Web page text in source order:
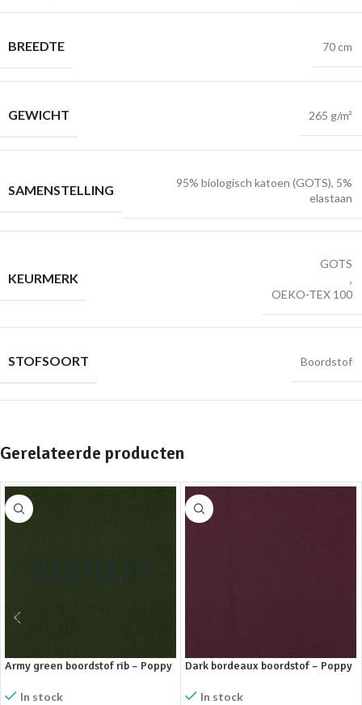
BREEDTE 70 cm
GEWICHT 265 g/m²
SAMENSTELLING
95% biologisch katoen (GOTS), 5%
elastaan
KEURMERK
GOTS
,
OEKO-TEX 100
STOFSOORT Boordstof
Gerelateerde producten
Army green boordstof rib – Poppy
In stock
Dark bordeaux boordstof – Poppy
In stock